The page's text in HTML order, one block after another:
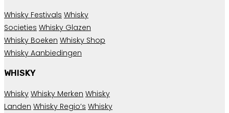
Whisky Festivals Whisky
Societies Whisky Glazen
Whisky Boeken Whisky Shop
Whisky Aanbiedingen
WHISKY
Whisky Whisky Merken Whisky
Landen Whisky Regio’s Whisky